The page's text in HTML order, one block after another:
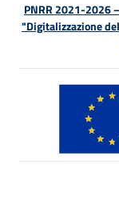
PNRR 2021-2026
"Digitalizzazione